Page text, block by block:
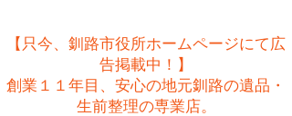
【只今、釧路市役所ホームページにて広
告掲載中！】
創業１１年目、安心の地元釧路の遺品・
生前整理の専業店。